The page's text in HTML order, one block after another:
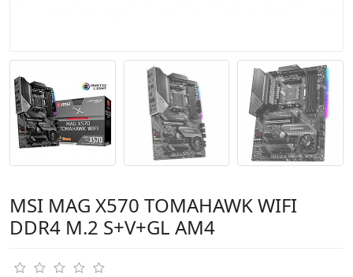
MSI MAG X570 TOMAHAWK WIFI
DDR4 M.2 S+V+GL AM4